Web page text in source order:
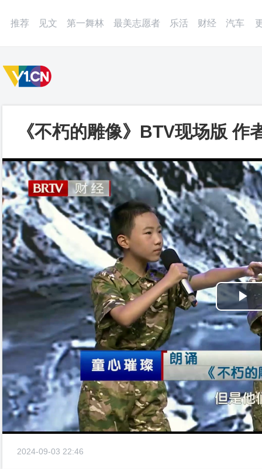
推荐 见文 第一舞林 最美志愿者 乐活 财经 汽车
《不朽的雕像》BTV现场版
视频
2024-09-03 22:46